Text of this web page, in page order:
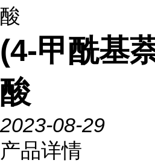
酸
(4-甲酰基
酸
2023-08-29
产品详情